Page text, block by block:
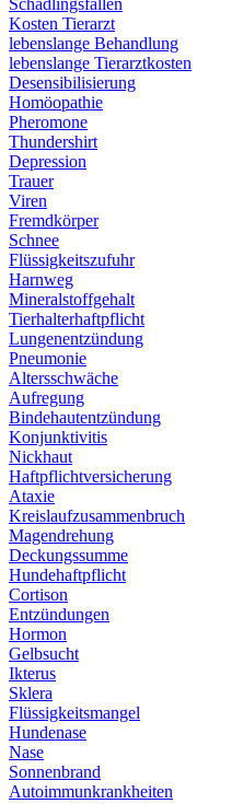
Schädlingsfallen
Kosten Tierarzt
lebenslange Behandlung
lebenslange Tierarztkosten
Desensibilisierung
Homöopathie
Pheromone
Thundershirt
Depression
Trauer
Viren
Fremdkörper
Schnee
Flüssigkeitszufuhr
Harnweg
Mineralstoffgehalt
Tierhalterhaftpflicht
Lungenentzündung
Pneumonie
Altersschwäche
Aufregung
Bindehautentzündung
Konjunktivitis
Nickhaut
Haftpflichtversicherung
Ataxie
Kreislaufzusammenbruch
Magendrehung
Deckungssumme
Hundehaftpflicht
Cortison
Entzündungen
Hormon
Gelbsucht
Ikterus
Sklera
Flüssigkeitsmangel
Hundenase
Nase
Sonnenbrand
Autoimmunkrankheiten